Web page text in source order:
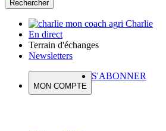
Rechercher
Charlie
En direct
Terrain d'échanges
Newsletters
MON COMPTE
S'ABONNER